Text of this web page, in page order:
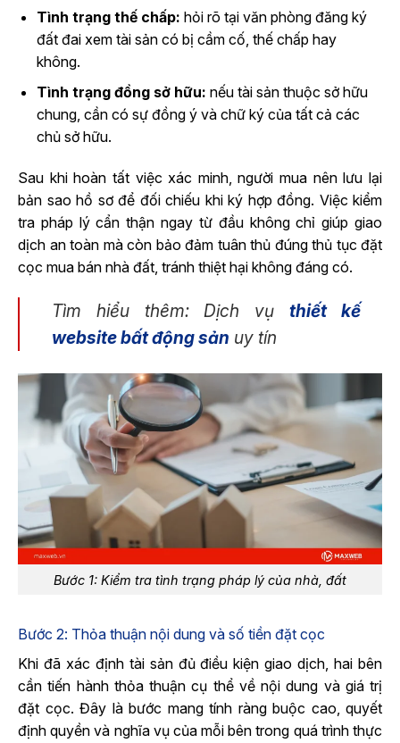
Tình trạng thế chấp: hỏi rõ tại văn phòng đăng ký
đất đai xem tài sản có bị cầm cố, thế chấp hay
không.
Tình trạng đồng sở hữu: nếu tài sản thuộc sở hữu
chung, cần có sự đồng ý và chữ ký của tất cả các
chủ sở hữu.
Sau khi hoàn tất việc xác minh, người mua nên lưu lại
bản sao hồ sơ để đối chiếu khi ký hợp đồng. Việc kiểm
tra pháp lý cẩn thận ngay từ đầu không chỉ giúp giao
dịch an toàn mà còn bảo đảm tuân thủ đúng thủ tục đặt
cọc mua bán nhà đất, tránh thiệt hại không đáng có.
Tìm hiểu thêm: Dịch vụthiết kế
website bất động sản uy tín
Bước 1: Kiểm tra tình trạng pháp lý của nhà, đất
Bước 2: Thỏa thuận nội dung và số tiền đặt cọc
Khi đã xác định tài sản đủ điều kiện giao dịch, hai bên
cần tiến hành thỏa thuận cụ thể về nội dung và giá trị
đặt cọc. Đây là bước mang tính ràng buộc cao, quyết
định quyền và nghĩa vụ của mỗi bên trong quá trình thực